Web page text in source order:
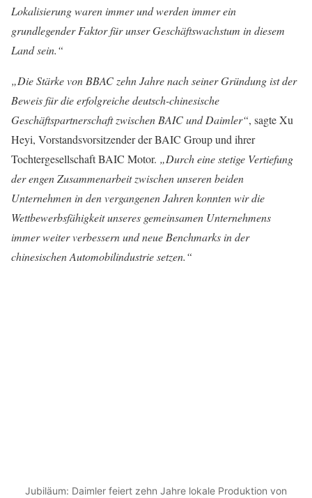
Lokalisierung waren immer und werden immer ein
grundlegender Faktor für unser Geschäftswachstum in diesem
Land sein.“
„Die Stärke von BBAC zehn Jahre nach seiner Gründung ist der
Beweis für die erfolgreiche deutsch-chinesische
Geschäftspartnerschaft zwischen BAIC und Daimler“, sagte Xu
Heyi, Vorstandsvorsitzender der BAIC Group und ihrer
Tochtergesellschaft BAIC Motor. „Durch eine stetige Vertiefung
der engen Zusammenarbeit zwischen unseren beiden
Unternehmen in den vergangenen Jahren konnten wir die
Wettbewerbsfähigkeit unseres gemeinsamen Unternehmens
immer weiter verbessern und neue Benchmarks in der
chinesischen Automobilindustrie setzen.“
Jubiläum: Daimler feiert zehn Jahre lokale Produktion von